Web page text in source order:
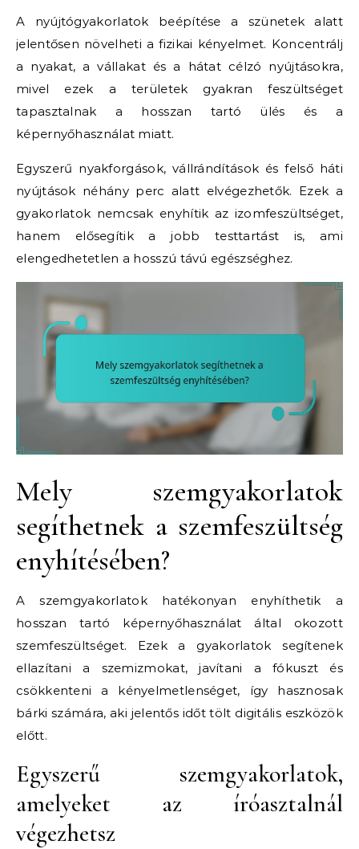
A nyújtógyakorlatok beépítése a szünetek alatt
jelentősen növelheti a fizikai kényelmet. Koncentrálj
a nyakat, a vállakat és a hátat célzó nyújtásokra,
mivel ezek a területek gyakran feszültséget
tapasztalnak a hosszan tartó ülés és a
képernyőhasználat miatt.
Egyszerű nyakforgások, vállrándítások és felső háti
nyújtások néhány perc alatt elvégezhetők. Ezek a
gyakorlatok nemcsak enyhítik az izomfeszültséget,
hanem elősegítik a jobb testtartást is, ami
elengedhetetlen a hosszú távú egészséghez.
Mely szemgyakorlatok
segíthetnek a szemfeszültség
enyhítésében?
A szemgyakorlatok hatékonyan enyhíthetik a
hosszan tartó képernyőhasználat által okozott
szemfeszültséget. Ezek a gyakorlatok segítenek
ellazítani a szemizmokat, javítani a fókuszt és
csökkenteni a kényelmetlenséget, így hasznosak
bárki számára, aki jelentős időt tölt digitális eszközök
előtt.
Egyszerű szemgyakorlatok,
amelyeket az íróasztalnál
végezhetsz